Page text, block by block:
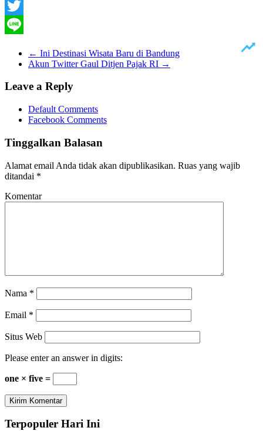
Facebook
Twitter
← Ini Destinasi Wisata Baru di Bandung
Akun Twitter Gaul Ditjen Pajak RI →
Leave a Reply
Default Comments
Facebook Comments
Tinggalkan Balasan
Alamat email Anda tidak akan dipublikasikan. Ruas yang wajib
ditandai *
Komentar
Nama *
Email *
Situs Web
Please enter an answer in digits:
one × five =
Terpopuler Hari Ini